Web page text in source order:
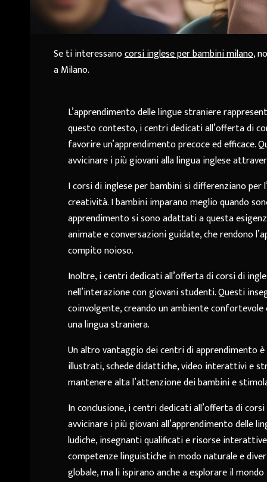
Se ti interessanocorsi inglese per bambini milano,
a Milano.
L’apprendimento delle lingue straniere
questo contesto, i centri dedicati all’offerta di
favorire un’apprendimento precoce ed
avvicinare i più giovani alla lingua inglese
I corsi di inglese per bambini si differenziano
creatività. I bambini imparano meglio quando
apprendimento si sono adattati a questa
animate e conversazioni guidate, che rendono
compito noioso.
Inoltre, i centri dedicati all’offerta di corsi di
nell’interazione con giovani studenti. Questi
coinvolgente, creando un ambiente
una lingua straniera.
Un altro vantaggio dei centri di apprendimento
illustrati, schede didattiche, video interattivi e
mantenere alta l’attenzione dei bambini e
In conclusione, i centri dedicati all’offerta di
avvicinare i più giovani all’apprendimento delle
ludiche, insegnanti qualificati e risorse
competenze linguistiche in modo naturale e
globale, ma li ispirano anche a esplorare il